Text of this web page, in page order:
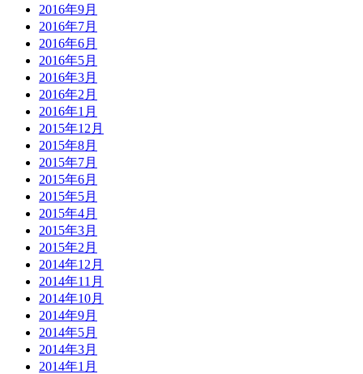
2016年9月
2016年7月
2016年6月
2016年5月
2016年3月
2016年2月
2016年1月
2015年12月
2015年8月
2015年7月
2015年6月
2015年5月
2015年4月
2015年3月
2015年2月
2014年12月
2014年11月
2014年10月
2014年9月
2014年5月
2014年3月
2014年1月